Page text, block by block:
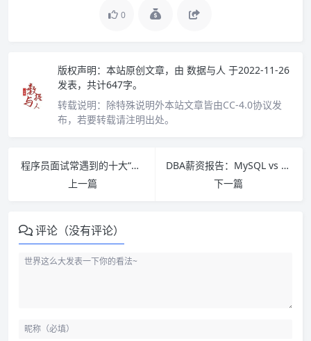
0
版权声明： 本站原创文章，由 数据与人 于2022-11-26
发表，共计647字。
转载说明： 除特殊说明外本站文章皆由CC-4.0协议发
布，若要转载请注明出处。
程序员面试常遇到的十大“套路”！
上一篇
DBA薪资报告：MySQL vs Oracle DBA 谁的技术难度更高？谁的薪资更高？
下一篇
评论（没有评论）